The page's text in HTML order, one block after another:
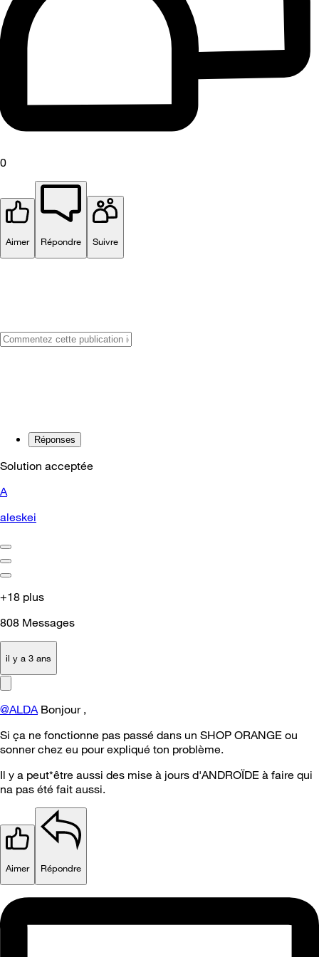
0
Aimer Répondre Suivre
Réponses
Solution acceptée
A
aleskei
+18 plus
808 Messages
il y a 3 ans
@ALDABonjour ,
Si ça ne fonctionne pas passé dans un SHOP ORANGE ou
sonner chez eu pour expliqué ton problème.
Il y a peut*être aussi des mise à jours d'ANDROÏDE à faire qui
na pas été fait aussi.
Aimer Répondre